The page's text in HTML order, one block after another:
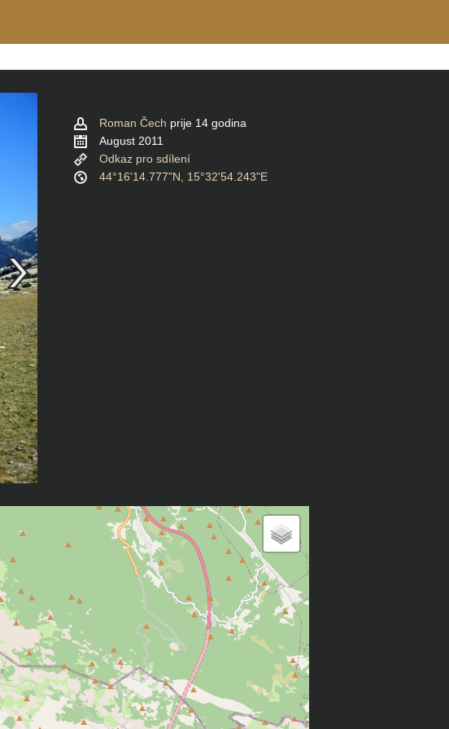
Roman Čech prije 14 godina
August 2011
Odkaz pro sdílení
44°16'14.777"N, 15°32'54.243"E